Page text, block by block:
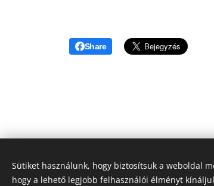
Share
Sütiket használunk, hogy biztosítsuk a weboldal
hogy a lehető legjobb felhasználói élményt